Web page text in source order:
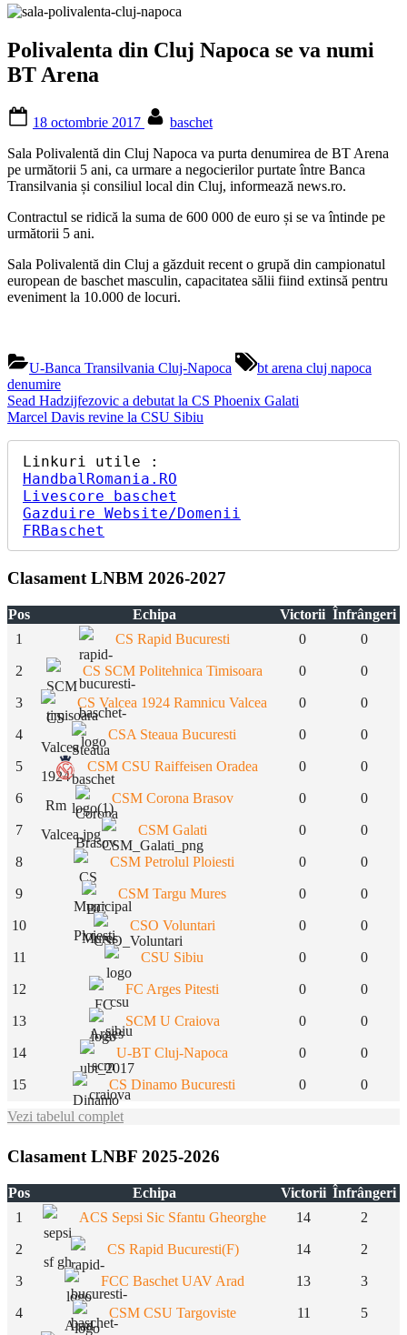
Polivalenta din Cluj Napoca se va numi
BT Arena
on
18 octombrie 2017
baschet
Sala Polivalentă din Cluj Napoca va purta denumirea de BT Arena
pe următorii 5 ani, ca urmare a negocierilor purtate între Banca
Transilvania și consiliul local din Cluj, informează news.ro.
Contractul se ridică la suma de 600 000 de euro și se va întinde pe
următorii 5 ani.
Sala Polivalentă din Cluj a găzduit recent o grupă din campionatul
european de baschet masculin, capacitatea sălii fiind extinsă pentru
eveniment la 10.000 de locuri.
U-Banca Transilvania Cluj-Napoca
Tags:
bt arena cluj napoca
denumire
Navigare
în
articole
Previous
Post:
Sead Hadzijfezovic a debutat la CS Phoenix Galati
Next
Marcel Davis revine la CSU Sibiu
HandbalRomania.RO
Livescore baschet
Gazduire Website/Domenii
FRBaschet
Clasament LNBM 2026-2027
Pos Echipa Victorii Înfrângeri
1
CS Rapid Bucuresti 0 0
2 CS SCM Politehnica Timisoara 0 0
3 CS Valcea 1924 Ramnicu Valcea 0 0
4 CSA Steaua Bucuresti 0 0
5 CSM CSU Raiffeisen Oradea 0 0
6 CSM Corona Brasov 0 0
7 CSM Galati 0 0
8 CSM Petrolul Ploiesti 0 0
9 CSM Targu Mures 0 0
10 CSO Voluntari 0 0
11 CSU Sibiu 0 0
12 FC Arges Pitesti 0 0
13 SCM U Craiova 0 0
14 U-BT Cluj-Napoca 0 0
15 CS Dinamo Bucuresti 0 0
Vezi tabelul complet
Clasament LNBF 2025-2026
Pos Echipa Victorii Înfrângeri
1
ACS Sepsi Sic Sfantu Gheorghe 14 2
2 CS Rapid Bucuresti(F) 14 2
3 FCC Baschet UAV Arad 13 3
4 CSM CSU Targoviste 11 5